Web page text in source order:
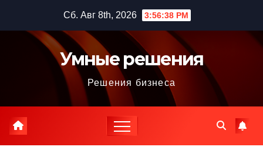
содержимому
Сб. Авг 8th, 2026 3:56:39 PM
Умные решения
Решения бизнеса